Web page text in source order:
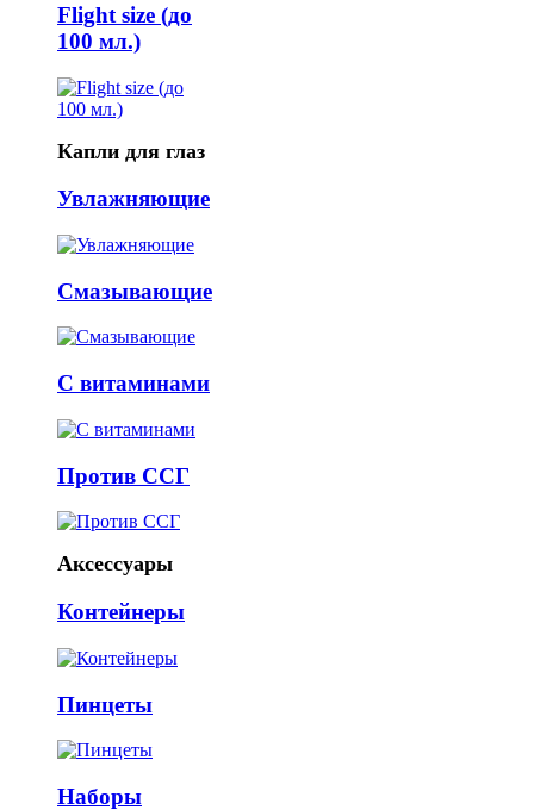
Flight size (до
100 мл.)
Капли для глаз
Увлажняющие
Смазывающие
С витаминами
Против ССГ
Аксессуары
Контейнеры
Пинцеты
Наборы